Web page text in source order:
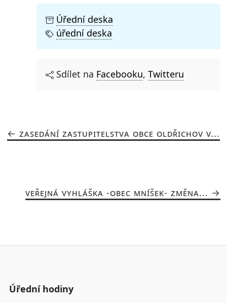
Úřední deska
úřední deska
Sdílet na Facebooku, Twitteru
ZASEDÁNÍ ZASTUPITELSTVA OBCE OLDŘICHOV V...
VEŘEJNÁ VYHLÁŠKA -OBEC MNÍŠEK- ZMĚNA...
Úřední hodiny